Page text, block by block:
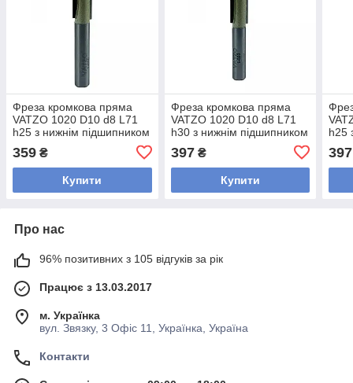
Фреза кромкова пряма
VATZO 1020 D10 d8 L71
h25 з нижнім підшипником
359 ₴
Купити
Фреза кромкова пряма
VATZO 1020 D10 d8 L71
h30 з нижнім підшипником
397₴
Купити
h25
397
Про нас
96% позитивних з 105 відгуків за рік
Працює з 13.03.2017
м. Українка
вул. Звязку, 3 Офіс 11, Українка, Україна
Контакти